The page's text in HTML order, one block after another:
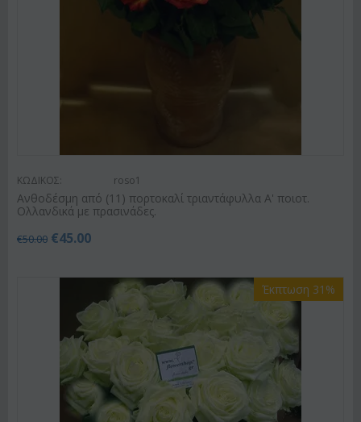
ΚΩΔΙΚΟΣ: roso1
Ανθοδέσμη από (11) πορτοκαλί τριαντάφυλλα Α' ποιοτ.
Ολλανδικά με πρασινάδες.
€50.00 €45.00
Έκπτωση 31%